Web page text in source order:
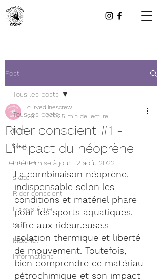
Post
Tous les posts
film
blog
culture
skate
Rider conscient
Ecosystème
Surf
Matériel
Informations
Tous les posts
Rider conscient #1 -
L'impact du néoprène
curvedlinescrew
29 juil. 2022 5 min de lecture
Dernière mise à jour : 2 août 2022
La combinaison néoprène,
indispensable selon les
conditions et matériel phare
pour les sports aquatiques,
offre aux rideur.euse.s
isolation thermique et liberté
de mouvement. Toutefois,
bien comprendre ce matériau
pétrochimique et son impact